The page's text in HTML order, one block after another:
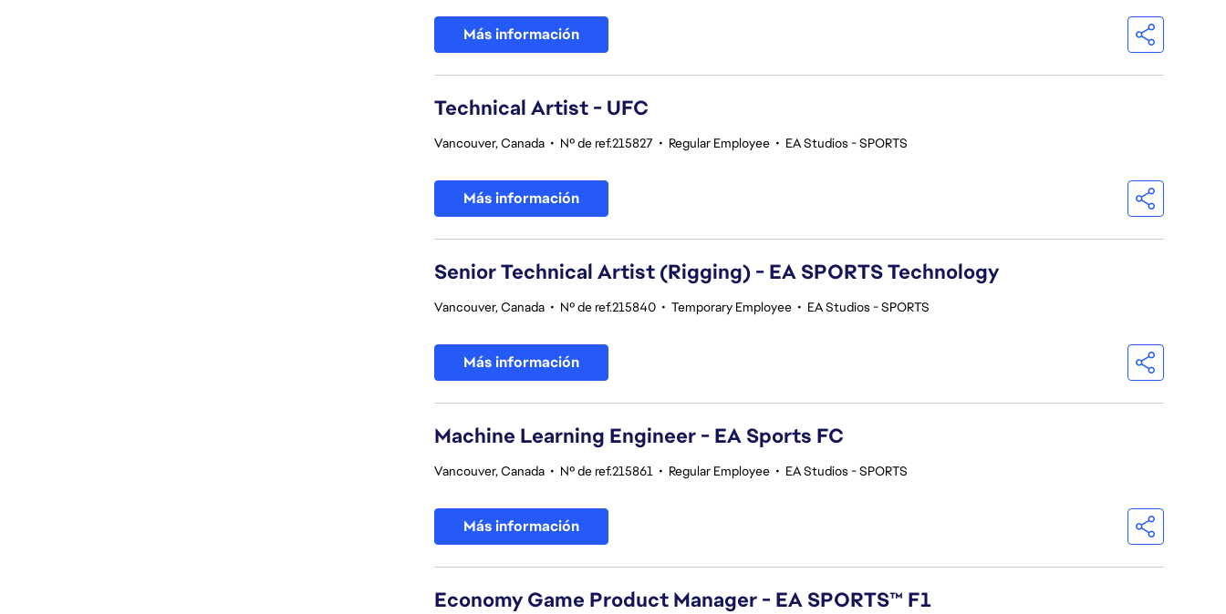
Más información
Technical Artist - UFC
Vancouver, Canada • Nº de ref.215827 • Regular Employee • EA Studios - SPORTS
Más información
Senior Technical Artist (Rigging) - EA SPORTS Technology
Vancouver, Canada • Nº de ref.215840 • Temporary Employee • EA Studios - SPORTS
Más información
Machine Learning Engineer - EA Sports FC
Vancouver, Canada • Nº de ref.215861 • Regular Employee • EA Studios - SPORTS
Más información
Economy Game Product Manager - EA SPORTS™ F1